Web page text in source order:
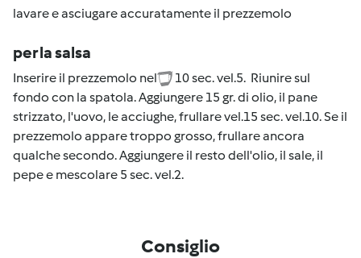
lavare e asciugare accuratamente il prezzemolo
per la salsa
Inserire il prezzemolo nel
10 sec. vel.5. Riunire sul
fondo con la spatola. Aggiungere 15 gr. di olio, il pane
strizzato, l'uovo, le acciughe, frullare vel.15 sec. vel.10. Se il
prezzemolo appare troppo grosso, frullare ancora
qualche secondo. Aggiungere il resto dell'olio, il sale, il
pepe e mescolare 5 sec. vel.2.
Consiglio